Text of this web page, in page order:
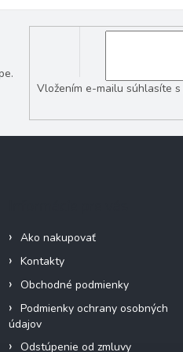
Vložením e-mailu súhlasíte s
Ako nakupovať
Kontakty
Obchodné podmienky
Podmienky ochrany osobných
údajov
Odstúpenie od zmluvy